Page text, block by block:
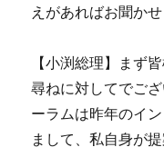
えがあればお聞かせ
【小渕総理】まず
尋ねに対してでご
ーラムは昨年のイ
まして、私自身が